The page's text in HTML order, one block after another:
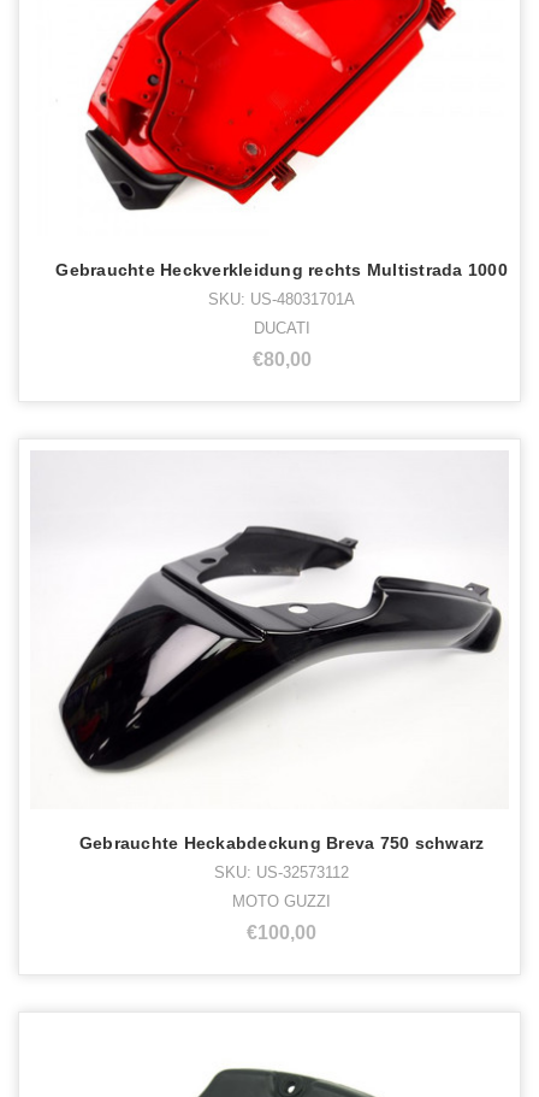
Gebrauchte Heckverkleidung rechts Multistrada 1000
SKU: US-48031701A
DUCATI
€80,00
Gebrauchte Heckabdeckung Breva 750 schwarz
SKU: US-32573112
MOTO GUZZI
€100,00